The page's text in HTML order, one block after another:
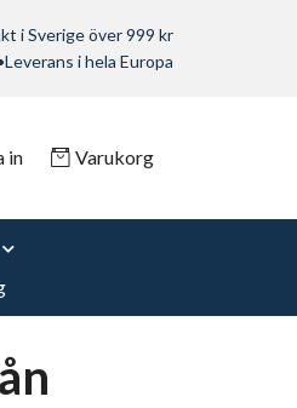
i Sverige över 999 kr
i hela Europa
in Varukorg